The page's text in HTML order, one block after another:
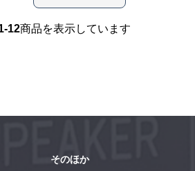
12商品を表示しています
そのほか